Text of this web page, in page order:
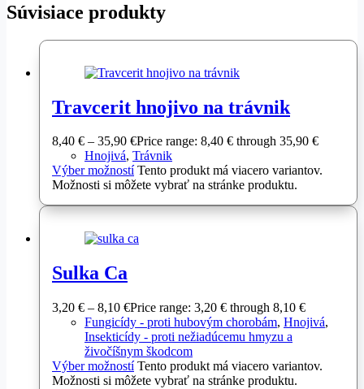
Súvisiace produkty
Travcerit hnojivo na trávnik
8,40 € – 35,90 €Price range: 8,40 € through 35,90 €
Hnojivá, Trávnik
Výber možností Tento produkt má viacero variantov.
Možnosti si môžete vybrať na stránke produktu.
Sulka Ca
3,20 € – 8,10 €Price range: 3,20 € through 8,10 €
Fungicídy - proti hubovým chorobám, Hnojivá,
Insekticídy - proti nežiadúcemu hmyzu a
živočíšnym škodcom
Výber možností Tento produkt má viacero variantov.
Možnosti si môžete vybrať na stránke produktu.